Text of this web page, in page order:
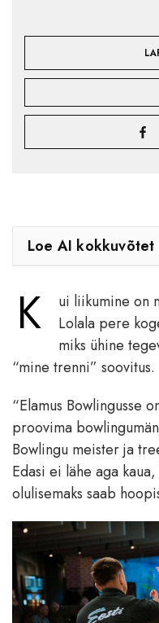
Loe AI kokkuvõtet
K
ui liikumine on
Lolala pere
miks ühine
“mine trenni” soovitus.
“Elamus Bowlingusse
proovima
Bowlingu meister ja
Edasi ei lähe aga
olulisemaks saab